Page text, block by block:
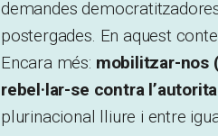
demandes
postergades. En aquest
Encara més: mobilitzar-nos
rebel·lar-se contra
plurinacional lliure i entre